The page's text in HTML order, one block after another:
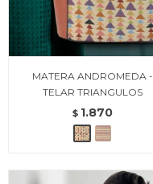
MATERA ANDROMEDA -
TELAR TRIANGULOS
$ 1.870